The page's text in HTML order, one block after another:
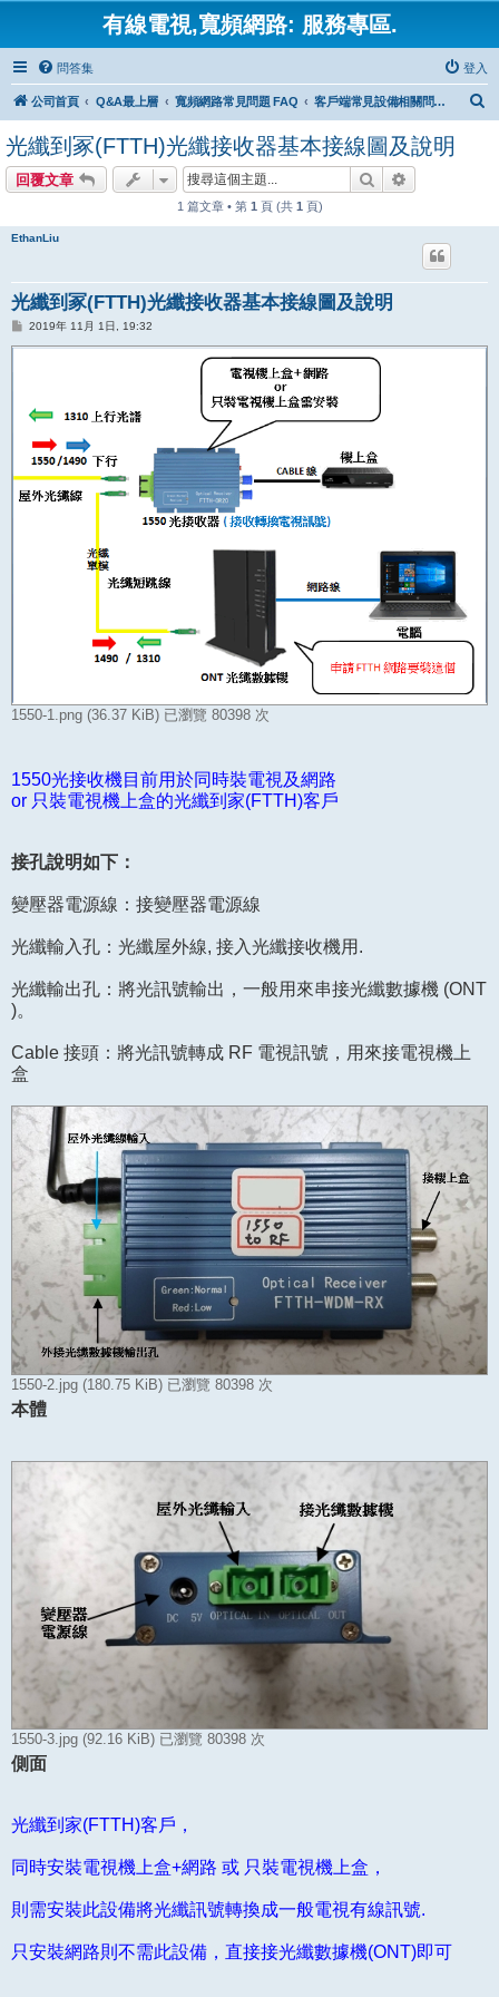
有線電視,寬頻網路: 服務專區.
問答集 登入
公司首頁 Q&A最上層 寬頻網路常見問題 FAQ 客戶端常見設備相關問題及設定
光纖到冢(FTTH)光纖接收器基本接線圖及說明
回覆文章 搜尋
1 篇文章 • 第 1 頁 (共 1 頁)
EthanLiu
光纖到冢(FTTH)光纖接收器基本接線圖及說明
文
2019年 11月 1日, 19:32
1550-1.png (36.37 KiB) 已瀏覽 80398 次
1550光接收機目前用於同時裝電視及網路
or 只裝電視機上盒的光纖到家(FTTH)客戶
接孔說明如下：
變壓器電源線：接變壓器電源線
光纖輸入孔：光纖屋外線, 接入光纖接收機用.
光纖輸出孔：將光訊號輸出，一般用來串接光纖數據機 (ONT
)。
Cable 接頭：將光訊號轉成 RF 電視訊號，用來接電視機上
盒
1550-2.jpg (180.75 KiB) 已瀏覽 80398 次
本體
1550-3.jpg (92.16 KiB) 已瀏覽 80398 次
側面
光纖到家(FTTH)客戶，
同時安裝電視機上盒+網路 或 只裝電視機上盒，
則需安裝此設備將光纖訊號轉換成一般電視有線訊號.
只安裝網路則不需此設備，直接接光纖數據機(ONT)即可